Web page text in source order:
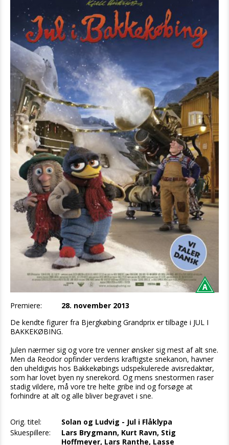
Premiere:
28. november 2013
De kendte figurer fra Bjergkøbing Grandprix er tilbage i JUL I
BAKKEKØBING.
Julen nærmer sig og vore tre venner ønsker sig mest af alt sne.
Men da Reodor opfinder verdens kraftigste snekanon, havner
den uheldigvis hos Bakkekøbings udspekulerede avisredaktør,
som har lovet byen ny snerekord. Og mens snestormen raser
stadig vildere, må vore tre helte gribe ind og forsøge at
forhindre at alt og alle bliver begravet i sne.
Orig. titel:
Solan og Ludvig - Jul i Flåklypa
Skuespillere:
Lars Brygmann, Kurt Ravn, Stig
Hoffmeyer, Lars Ranthe, Lasse